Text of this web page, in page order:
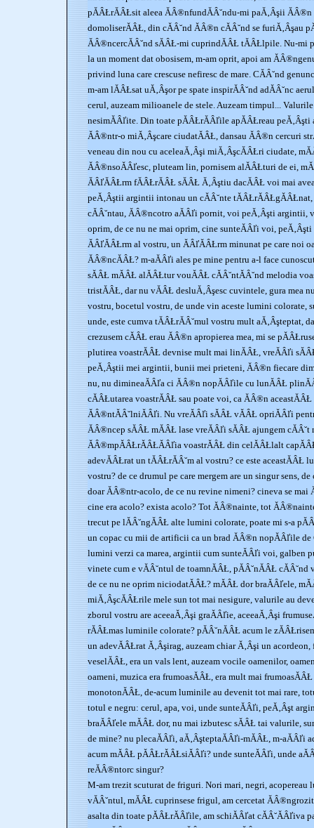
pĂÂŁrĂÂŁsit aleea ĂÂ®nfundĂÂ˘ndu-mi paĂ‚Âşii
domoliserĂÂŁ, din cĂÂ˘nd ĂÂ®n cĂÂ˘nd se furiĂ‚Âşau
ĂÂ®ncercĂÂ˘nd sĂÂŁ-mi cuprindĂÂŁ tĂÂŁlpile. Nu-mi
la un moment dat obosisem, m-am oprit, apoi am
privind luna care crescuse nefiresc de mare. CĂÂ˘nd
m-am lĂÂŁsat uĂ‚Âşor pe spate inspirĂÂ˘nd adĂÂ˘nc
cerul, auzeam milioanele de stele. Auzeam timpul... Valurile
nesimĂÂľite. Din toate pĂÂŁrĂÂľile apĂÂŁreau
ĂÂ®ntr-o miĂ‚Âşcare ciudatĂÂŁ, dansau ĂÂ®n cercuri
veneau din nou cu aceleaĂ‚Âşi miĂ‚ÂşcĂÂŁri ciudate,
ĂÂ®nsoĂÂľesc, pluteam lin, pornisem alĂÂŁturi de ei,
ĂÂľĂÂŁrm fĂÂŁrĂÂŁ sĂÂŁ Ă‚Âştiu dacĂÂŁ voi mai
peĂ‚Âştii argintii intonau un cĂÂ˘nte
cĂÂ˘ntau, ĂÂ®ncotro aĂÂľi pornit, voi peĂ‚Âşti
oprim, de ce nu ne mai oprim, cine sunteĂÂľi voi,
ĂÂľĂÂŁrm al vostru, un ĂÂľĂÂŁrm minunat pe care noi
ĂÂ®ncĂÂŁ? m-aĂÂľi ales pe mine pentru a-l face
sĂÂŁ mĂÂŁ alĂÂŁtur vouĂÂŁ cĂÂ˘ntĂÂ˘nd melodia
tristĂÂŁ, dar nu vĂÂŁ desluĂ‚Âşesc cuvintele, gura mea
vostru, bocetul vostru, de unde vin aceste lumini colorate,
unde, este cumva tĂÂŁrĂÂ˘mul vostru mult aĂ‚Âşteptat,
crezusem cĂÂŁ erau ĂÂ®n apropierea mea, mi se
plutirea voastrĂÂŁ devnise mult mai linĂÂŁ, vreĂÂľi
peĂ‚Âştii mei argintii, bunii mei prieteni, ĂÂ®n fiecare
nu, nu dimineaĂÂľa ci ĂÂ®n nopĂÂľile cu lunĂÂŁ
cĂÂŁutarea voastrĂÂŁ sau poate voi, ca ĂÂ®n
ĂÂ®ntĂÂ˘lniĂÂľi. Nu vreĂÂľi sĂÂŁ vĂÂŁ opriĂÂľi
ĂÂ®ncep sĂÂŁ mĂÂŁ lase vreĂÂľi sĂÂŁ ajungem cĂÂ˘t
ĂÂ®mpĂÂŁrĂÂŁĂÂľia voastrĂÂŁ din celĂÂŁlalt
adevĂÂŁrat un tĂÂŁrĂÂ˘m al vostru? ce este aceastĂÂŁ
vostru? de ce drumul pe care mergem are un singur sens,
doar ĂÂ®ntr-acolo, de ce nu revine nimeni? cineva se mai
cine era acolo? exista acolo? Tot ĂÂ®nainte, tot
trecut pe lĂÂ˘ngĂÂŁ alte lumini colorate, poate mi s-a
un copac cu mii de artificii ca un brad ĂÂ®n nopĂÂľile de
lumini verzi ca marea, argintii cum sunteĂÂľi voi, galben
vinete cum e vĂÂ˘ntul de toamnĂÂŁ, pĂÂ˘nĂÂŁ
de ce nu ne oprim niciodatĂÂŁ? mĂÂŁ dor braĂÂľele,
miĂ‚ÂşcĂÂŁrile mele sun tot mai nesigure, valurile au
zborul vostru are aceeaĂ‚Âşi graĂÂľie, aceeaĂ‚Âşi
rĂÂŁmas luminile colorate? pĂÂ˘nĂÂŁ acum le
un adevĂÂŁrat Ă‚Âşirag, auzeam chiar Ă‚Âşi un acordeon,
veselĂÂŁ, era un vals lent, auzeam vocile oamenilor,
oameni, muzica era frumoasĂÂŁ, era mult mai frumoasĂÂŁ
monotonĂÂŁ, de-acum luminile au devenit tot mai rare,
totul e negru: cerul, apa, voi, unde sunteĂÂľi, peĂ‚Âşt
braĂÂľele mĂÂŁ dor, nu mai izbutesc sĂÂŁ tai valurile,
de mine? nu plecaĂÂľi, aĂ‚ÂşteptaĂÂľi-mĂÂŁ, m-aĂÂľi
acum mĂÂŁ pĂÂŁrĂÂŁsiĂÂľi? unde sunteĂÂľi, unde
reĂÂ®ntorc singur?
M-am trezit scuturat de friguri. Nori mari, negri, acopereau
vĂÂ˘ntul, mĂÂŁ cuprinsese frigul, am cercetat
asalta din toate pĂÂŁrĂÂľile, am schiĂÂľat cĂÂ˘ĂÂľiva